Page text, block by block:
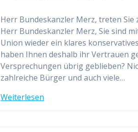
Herr Bundeskanzler Merz, treten Sie
Herr Bundeskanzler Merz, Sie sind
Union wieder ein klares
haben Ihnen deshalb ihr Vertrauen
Versprechungen übrig geblieben?
zahlreiche Bürger und auch viele…
Weiterlesen